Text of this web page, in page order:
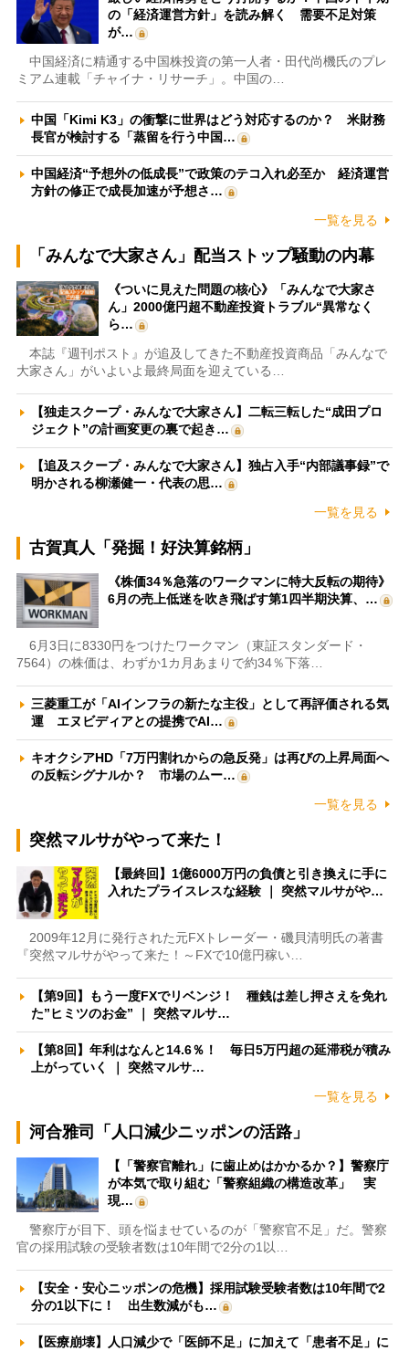
の「経済運営方針」を読み解く 需要不足対策
が…
中国経済に精通する中国株投資の第一人者・田代尚機氏のプレ
ミアム連載「チャイナ・リサーチ」。中国の…
中国「Kimi K3」の衝撃に世界はどう対応するのか？ 米財務
長官が検討する「蒸留を行う中国…
中国経済“予想外の低成長”で政策のテコ入れ必至か 経済運営
方針の修正で成長加速が予想さ…
一覧を見る
「みんなで大家さん」配当ストップ騒動の内幕
《ついに見えた問題の核心》「みんなで大家さ
ん」2000億円超不動産投資トラブル“異常なく
ら…
本誌『週刊ポスト』が追及してきた不動産投資商品「みんなで
大家さん」がいよいよ最終局面を迎えている…
【独走スクープ・みんなで大家さん】二転三転した“成田プロ
ジェクト”の計画変更の裏で起き…
【追及スクープ・みんなで大家さん】独占入手“内部議事録”で
明かされる柳瀬健一・代表の思…
一覧を見る
古賀真人「発掘！好決算銘柄」
《株価34％急落のワークマンに特大反転の期待》
6月の売上低迷を吹き飛ばす第1四半期決算、…
6月3日に8330円をつけたワークマン（東証スタンダード・
7564）の株価は、わずか1カ月あまりで約34％下落…
三菱重工が「AIインフラの新たな主役」として再評価される気
運 エヌビディアとの提携でAI…
キオクシアHD「7万円割れからの急反発」は再びの上昇局面へ
の反転シグナルか？ 市場のムー…
一覧を見る
突然マルサがやって来た！
【最終回】1億6000万円の負債と引き換えに手に
入れたプライスレスな経験 ｜ 突然マルサがや…
2009年12月に発行された元FXトレーダー・磯貝清明氏の著書
『突然マルサがやって来た！～FXで10億円稼い…
【第9回】もう一度FXでリベンジ！ 種銭は差し押さえを免れ
た”ヒミツのお金” ｜ 突然マルサ…
【第8回】年利はなんと14.6％！ 毎日5万円超の延滞税が積み
上がっていく ｜ 突然マルサ…
一覧を見る
河合雅司「人口減少ニッポンの活路」
【「警察官離れ」に歯止めはかかるか？】警察庁
が本気で取り組む「警察組織の構造改革」 実
現…
警察庁が目下、頭を悩ませているのが「警察官不足」だ。警察
官の採用試験の受験者数は10年間で2分の1以…
【安全・安心ニッポンの危機】採用試験受験者数は10年間で2
分の1以下に！ 出生数減がも…
【医療崩壊】人口減少で「医師不足」に加えて「患者不足」に